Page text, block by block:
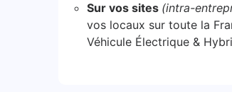
Sur vos sites (intra-
vos locaux sur toute la
Véhicule Électrique &